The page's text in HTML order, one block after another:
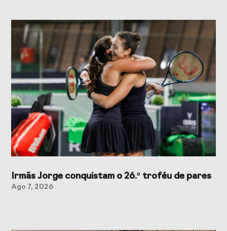
Cimeira de
Presidentes de
Federações
Desportivas
Gala do Desporto
de Portugal
Prémios Voz do
Desporto
Jogos CPLP
Congresso
Nacional do
Desporto
Irmãs Jorge conquistam o 26.º troféu de pares
Ago 7, 2026